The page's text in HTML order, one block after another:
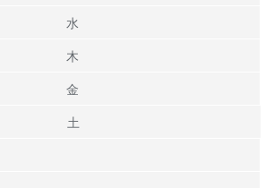
水
木
金
土